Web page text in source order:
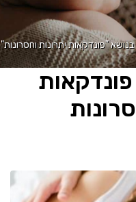
"פונדקאות יתרונות וחסרונות"